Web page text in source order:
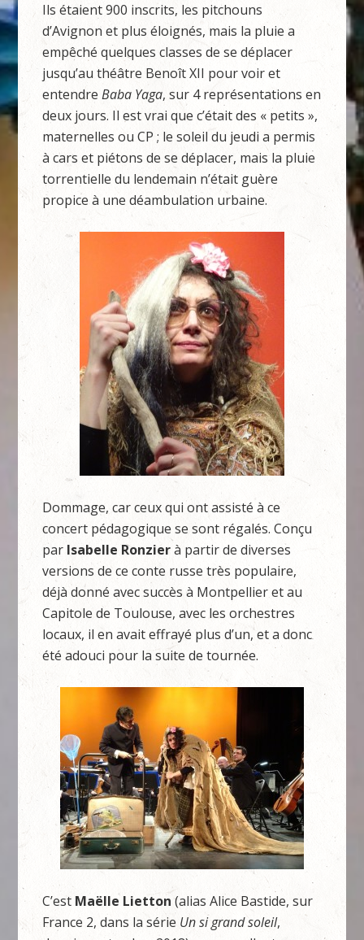
Ils étaient 900 inscrits, les pitchouns
d’Avignon et plus éloignés, mais la pluie a
empêché quelques classes de se déplacer
jusqu’au théâtre Benoît XII pour voir et
entendreBaba Yaga, sur 4 représentations en
deux jours. Il est vrai que c’était des « petits »,
maternelles ou CP ; le soleil du jeudi a permis
à cars et piétons de se déplacer, mais la pluie
torrentielle du lendemain n’était guère
propice à une déambulation urbaine.
Dommage, car ceux qui ont assisté à ce
concert pédagogique se sont régalés. Conçu
par Isabelle Ronzierà partir de diverses
versions de ce conte russe très populaire,
déjà donné avec succès à Montpellier et au
Capitole de Toulouse, avec les orchestres
locaux, il en avait effrayé plus d’un, et a donc
été adouci pour la suite de tournée.
C’est Maëlle Lietton (alias Alice Bastide, sur
France 2, dans la série Un si grand soleil,